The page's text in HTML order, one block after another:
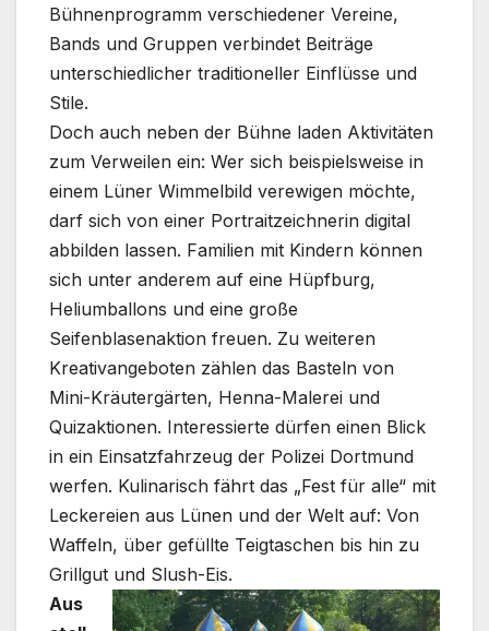
Bühnenprogramm verschiedener Vereine,
Bands und Gruppen verbindet Beiträge
unterschiedlicher traditioneller Einflüsse und
Stile.
Doch auch neben der Bühne laden Aktivitäten
zum Verweilen ein: Wer sich beispielsweise in
einem Lüner Wimmelbild verewigen möchte,
darf sich von einer Portraitzeichnerin digital
abbilden lassen. Familien mit Kindern können
sich unter anderem auf eine Hüpfburg,
Heliumballons und eine große
Seifenblasenaktion freuen. Zu weiteren
Kreativangeboten zählen das Basteln von
Mini-Kräutergärten, Henna-Malerei und
Quizaktionen. Interessierte dürfen einen Blick
in ein Einsatzfahrzeug der Polizei Dortmund
werfen. Kulinarisch fährt das „Fest für alle“ mit
Leckereien aus Lünen und der Welt auf: Von
Waffeln, über gefüllte Teigtaschen bis hin zu
Grillgut und Slush-Eis.
Aus